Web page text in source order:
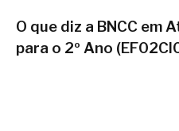
O que diz a BNCC em
para o 2º Ano (